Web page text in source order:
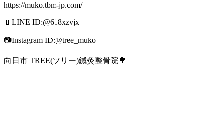
https://muko.tbm-jp.com/
📱LINE ID:@618xzvjx
📷Instagram ID:@tree_muko
向日市 TREE(ツリー)鍼灸整骨院🌳